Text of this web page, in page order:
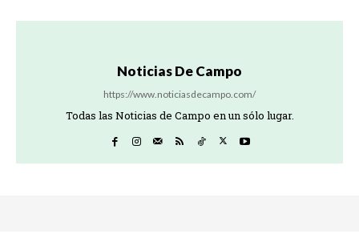
Noticias De Campo
https://www.noticiasdecampo.com/
Todas las Noticias de Campo en un sólo lugar.